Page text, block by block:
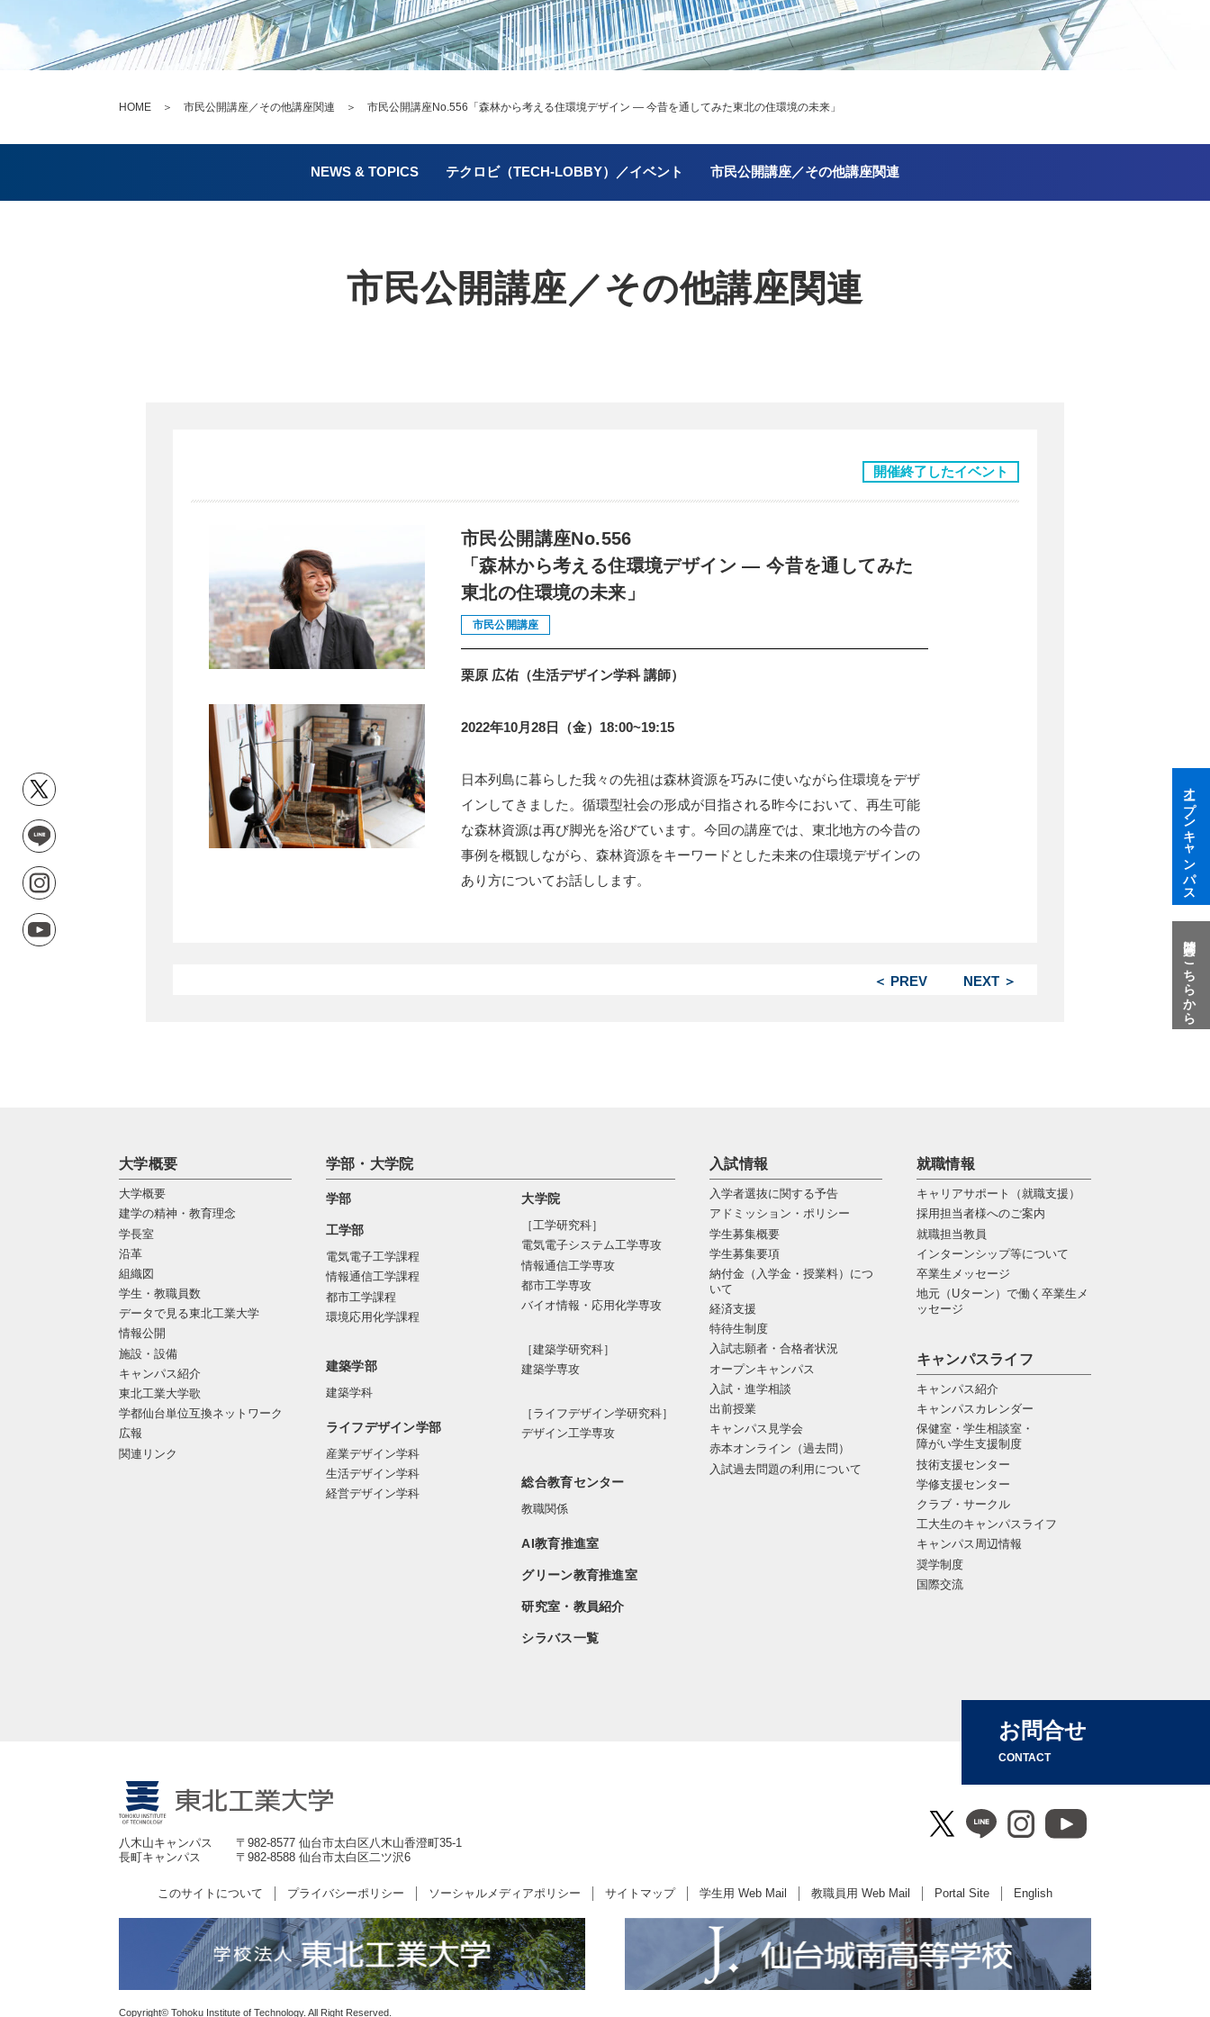
HOME ＞ 市民公開講座／その他講座関連 ＞ 市民公開講座No.556 「森林から考える住環境デザイン ― 今昔を通してみた東北の住環境の未来」
NEWS & TOPICS テクロビ（TECH-LOBBY）／イベント 市民公開講座／その他講座関連
市民公開講座／その他講座関連
開催終了したイベント
市民公開講座No.556
「森林から考える住環境デザイン ― 今昔を通してみた
東北の住環境の未来」
市民公開講座
栗原 広佑（生活デザイン学科 講師）
2022年10月28日（金）18:00~19:15
日本列島に暮らした我々の先祖は森林資源を巧みに使いながら住環境をデザ
インしてきました。循環型社会の形成が目指される昨今において、再生可能
な森林資源は再び脚光を浴びています。今回の講座では、東北地方の今昔の
事例を概観しながら、森林資源をキーワードとした未来の住環境デザインの
あり方についてお話しします。
NEXT ＞
＜ PREV
大学概要
大学概要
建学の精神・教育理念
学長室
沿革
組織図
学生・教職員数
データで見る東北工業大学
情報公開
施設・設備
キャンパス紹介
東北工業大学歌
学都仙台単位互換ネットワーク
広報
関連リンク
学部・大学院
学部
工学部
電気電子工学課程
情報通信工学課程
都市工学課程
環境応用化学課程
建築学部
建築学科
ライフデザイン学部
産業デザイン学科
生活デザイン学科
経営デザイン学科
大学院
［工学研究科］
電気電⼦システム⼯学専攻
情報通信⼯学専攻
都市⼯学専攻
バイオ情報・応⽤化学専攻
［建築学研究科］
建築学専攻
［ライフデザイン学研究科］
デザイン工学専攻
総合教育センター
教職関係
AI教育推進室
グリーン教育推進室
研究室・教員紹介
シラバス一覧
入試情報
入学者選抜に関する予告
アドミッション・ポリシー
学生募集概要
学生募集要項
納付金（入学金・授業料）につ
いて
経済支援
特待生制度
入試志願者・合格者状況
オープンキャンパス
入試・進学相談
出前授業
キャンパス見学会
赤本オンライン（過去問）
入試過去問題の利用について
就職情報
キャリアサポート（就職支援）
採用担当者様へのご案内
就職担当教員
インターンシップ等について
卒業生メッセージ
地元（Uターン）で働く卒業生メ
ッセージ
キャンパスライフ
キャンパス紹介
キャンパスカレンダー
保健室・学生相談室・
障がい学生支援制度
技術支援センター
学修支援センター
クラブ・サークル
工大生のキャンパスライフ
キャンパス周辺情報
奨学制度
国際交流
お問合せ
CONTACT
八木山キャンパス
〒982-8577 仙台市太白区八木山香澄町35-1
長町キャンパス
〒982-8588 仙台市太白区二ツ沢6
このサイトについて プライバシーポリシー ソーシャルメディアポリシー サイトマップ 学生用 Web Mail 教職員用 Web Mail Portal Site English
Copyright© Tohoku Institute of Technology. All Right Reserved.
オープンキャンパス
質問はこちらから